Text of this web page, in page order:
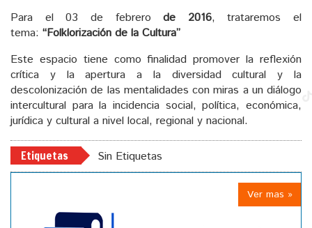
Para el 03 de febrerode 2016, trataremos el
tema: “Folklorización de la Cultura”
Este espacio tiene como finalidad promover la reflexión
crítica y la apertura a la diversidad cultural y la
descolonización de las mentalidades con miras a un diálogo
intercultural para la incidencia social, política, económica,
jurídica y cultural a nivel local, regional y nacional.
Etiquetas Sin Etiquetas
Ver mas »